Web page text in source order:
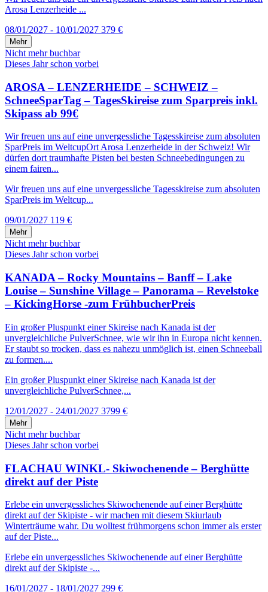
Arosa Lenzerheide ...
08/01/2027 - 10/01/2027 379 €
Mehr
Nicht mehr buchbar
Dieses Jahr schon vorbei
AROSA – LENZERHEIDE – SCHWEIZ –
SchneeSparTag – TagesSkireise zum Sparpreis inkl.
Skipass ab 99€
Wir freuen uns auf eine unvergessliche Tagesskireise zum absoluten
SparPreis im WeltcupOrt Arosa Lenzerheide in der Schweiz! Wir
dürfen dort traumhafte Pisten bei besten Schneebedingungen zu
einem fairen...
Wir freuen uns auf eine unvergessliche Tagesskireise zum absoluten
SparPreis im Weltcup...
09/01/2027 119 €
Mehr
Nicht mehr buchbar
Dieses Jahr schon vorbei
KANADA – Rocky Mountains – Banff – Lake
Louise – Sunshine Village – Panorama – Revelstoke
– KickingHorse -zum FrühbucherPreis
Ein großer Pluspunkt einer Skireise nach Kanada ist der
unvergleichliche PulverSchnee, wie wir ihn in Europa nicht kennen.
Er staubt so trocken, dass es nahezu unmöglich ist, einen Schneeball
zu formen....
Ein großer Pluspunkt einer Skireise nach Kanada ist der
unvergleichliche PulverSchnee,...
12/01/2027 - 24/01/2027 3799 €
Mehr
Nicht mehr buchbar
Dieses Jahr schon vorbei
FLACHAU WINKL- Skiwochenende – Berghütte
direkt auf der Piste
Erlebe ein unvergessliches Skiwochenende auf einer Berghütte
direkt auf der Skipiste - wir machen mit diesem Skiurlaub
Winterträume wahr. Du wolltest frühmorgens schon immer als erster
auf der Piste...
Erlebe ein unvergessliches Skiwochenende auf einer Berghütte
direkt auf der Skipiste -...
16/01/2027 - 18/01/2027 299 €